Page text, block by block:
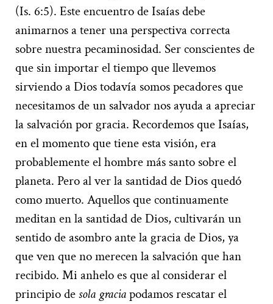
(Is. 6:5). Este encuentro de Isaías debe
animarnos a tener una perspectiva correcta
sobre nuestra pecaminosidad. Ser conscientes de
que sin importar el tiempo que llevemos
sirviendo a Dios todavía somos pecadores que
necesitamos de un salvador nos ayuda a apreciar
la salvación por gracia. Recordemos que Isaías,
en el momento que tiene esta visión, era
probablemente el hombre más santo sobre el
planeta. Pero al ver la santidad de Dios quedó
como muerto. Aquellos que continuamente
meditan en la santidad de Dios, cultivarán un
sentido de asombro ante la gracia de Dios, ya
que ven que no merecen la salvación que han
recibido. Mi anhelo es que al considerar el
principio desola graciapodamos rescatar el